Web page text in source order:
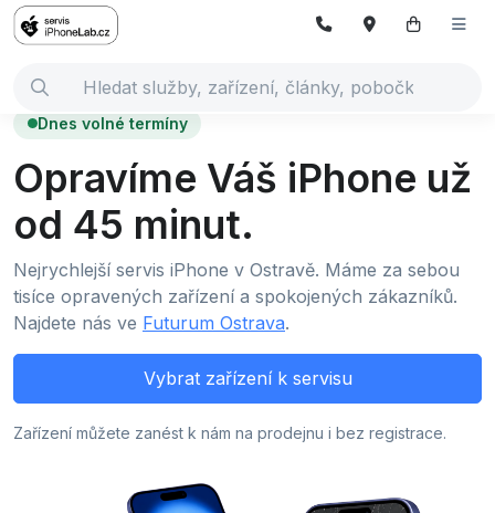
Dnes volné termíny
Opravíme Váš iPhone už
od 45 minut.
Nejrychlejší servis iPhone v Ostravě. Máme za sebou
tisíce opravených zařízení a spokojených zákazníků.
Najdete nás ve Futurum Ostrava.
Vybrat zařízení k servisu
Zařízení můžete zanést k nám na prodejnu i bez registrace.